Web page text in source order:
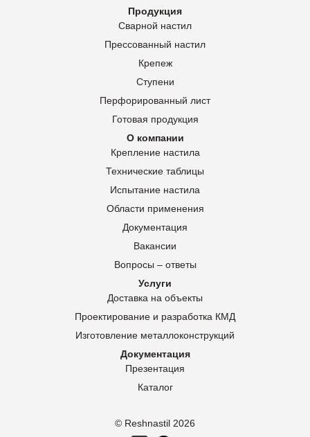
© Reshnastil 2026
Продукция
Сварной настил
Прессованный настил
Крепеж
Ступени
Перфорированный лист
Готовая продукция
О компании
Крепление настила
Технические таблицы
Испытание настила
Области применения
Документация
Вакансии
Вопросы – ответы
Услуги
Доставка на объекты
Проектирование и разработка КМД
Изготовление металлоконструкций
Документация
Презентация
Каталог